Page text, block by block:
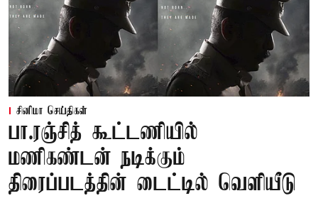
சினிமா செய்திகள்
பா.ரஞ்சித் கூட்டணியில்
மணிகண்டன் நடிக்கும்
திரைப்படத்தின் டைட்டில் வெளியீடு